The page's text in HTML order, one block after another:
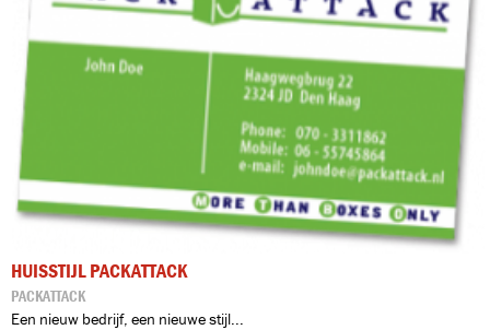
HUISSTIJL PACKATTACK
PACKATTACK
Een nieuw bedrijf, een nieuwe stijl...